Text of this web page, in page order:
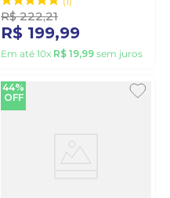
R$ 222,21
R$ 199,99
Em até 10x R$ 19,99 sem juros
44%
OFF